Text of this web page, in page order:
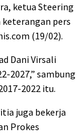
ketua Steering
keterangan pers
(19/02).
Dani Virsali
2027,” sambung
2022 itu.
juga bekerja
Prokes